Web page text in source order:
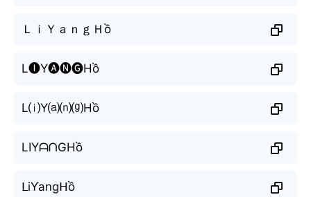
ＬｉＹａｎｇＨồ
L🅘Y🅐🅝🅖Hồ
L⒤Y⒜⒩⒢Hồ
LIYᗩᑎGHồ
ᒪiƳangᕼồ